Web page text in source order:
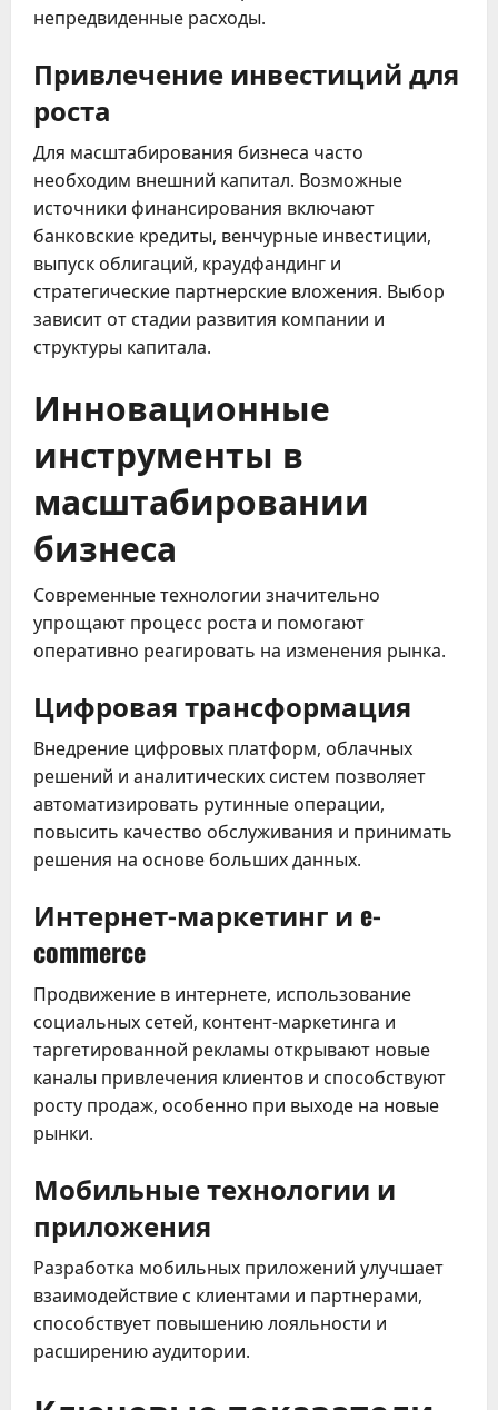
непредвиденные расходы.
Привлечение инвестиций для
роста
Для масштабирования бизнеса часто
необходим внешний капитал. Возможные
источники финансирования включают
банковские кредиты, венчурные инвестиции,
выпуск облигаций, краудфандинг и
стратегические партнерские вложения. Выбор
зависит от стадии развития компании и
структуры капитала.
Инновационные
инструменты в
масштабировании
бизнеса
Современные технологии значительно
упрощают процесс роста и помогают
оперативно реагировать на изменения рынка.
Цифровая трансформация
Внедрение цифровых платформ, облачных
решений и аналитических систем позволяет
автоматизировать рутинные операции,
повысить качество обслуживания и принимать
решения на основе больших данных.
Интернет-маркетинг и e-
commerce
Продвижение в интернете, использование
социальных сетей, контент-маркетинга и
таргетированной рекламы открывают новые
каналы привлечения клиентов и способствуют
росту продаж, особенно при выходе на новые
рынки.
Мобильные технологии и
приложения
Разработка мобильных приложений улучшает
взаимодействие с клиентами и партнерами,
способствует повышению лояльности и
расширению аудитории.